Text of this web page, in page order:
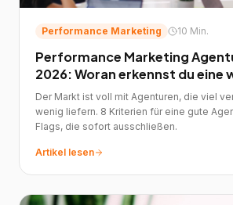
Performance Marketing 10 Min.
Performance Marketing
2026: Woran erkennst du eine
Der Markt ist voll mit Agenturen, die viel
wenig liefern. 8 Kriterien für eine gute
Flags, die sofort ausschließen.
Artikel lesen